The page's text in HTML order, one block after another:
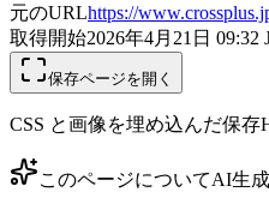
元のURLhttps://
取得開始2026年4月21日 09:32
保存ページを開く
CSS と画像を埋め込んだ保
このページについてAI生成